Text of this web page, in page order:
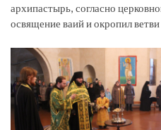
архипастырь, согласно
освящение ваий и окропил